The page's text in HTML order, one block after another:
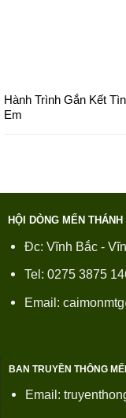
Hành Trình Gắn Kết
Em
HỘI DÒNG MẾN
Đc: Vĩnh Bắc -
Tel: 0275 3875
Email:
BAN TRUYỀN THÔNG
Email: